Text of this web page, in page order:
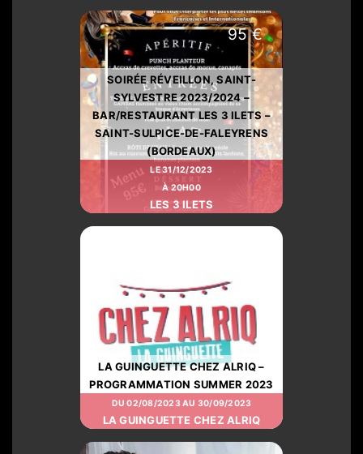
95 €
SOIRÉE RÉVEILLON, SAINT-
SYLVESTRE 2023/2024 –
BAR/RESTAURANT LES 3 ILETS –
SAINT-SULPICE-DE-FALEYRENS
(BORDEAUX)
LE 31/12/2023
À 20H00
LES 3 ILETS
LA GUINGUETTE CHEZ ALRIQ –
PROGRAMMATION SUMMER 2023
DU 02/08/2023 AU 30/09/2023
LA GUINGUETTE CHEZ ALRIQ